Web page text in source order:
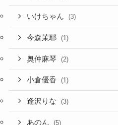
いけちゃん (3)
今森茉耶 (1)
奥仲麻琴 (2)
小倉優香 (1)
逢沢りな (3)
あのん (5)